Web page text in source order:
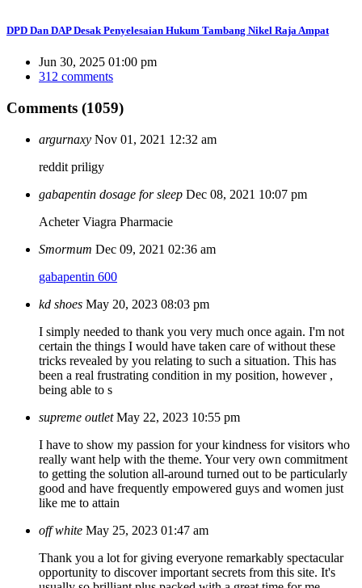
DPD Dan DAP Desak Penyelesaian Hukum Tambang Nikel Raja Ampat
Jun 30, 2025 01:00 pm
312 comments
Comments (1059)
argurnaxy Nov 01, 2021 12:32 am
reddit priligy
gabapentin dosage for sleep Dec 08, 2021 10:07 pm
Acheter Viagra Pharmacie
Smormum Dec 09, 2021 02:36 am
gabapentin 600
kd shoes May 20, 2023 08:03 pm
I simply needed to thank you very much once again. I'm not
certain the things I would have taken care of without these
tricks revealed by you relating to such a situation. This has
been a real frustrating condition in my position, however ,
being able to s
supreme outlet May 22, 2023 10:55 pm
I have to show my passion for your kindness for visitors who
really want help with the theme. Your very own commitment
to getting the solution all-around turned out to be particularly
good and have frequently empowered guys and women just
like me to attain
off white May 25, 2023 01:47 am
Thank you a lot for giving everyone remarkably spectacular
opportunity to discover important secrets from this site. It's